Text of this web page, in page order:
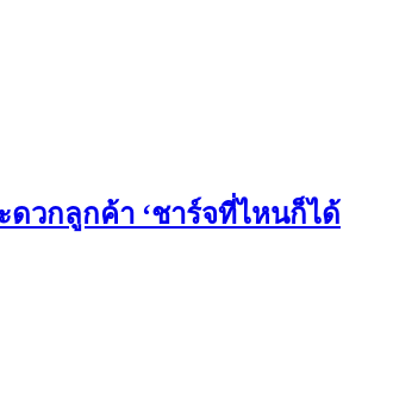
ดวกลูกค้า ‘ชาร์จที่ไหนก็ได้